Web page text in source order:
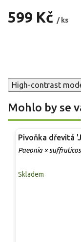
599 Kč / ks
High-contrast
Mohlo by se
Pivoňka dřevitá
Paeonia ×
Skladem